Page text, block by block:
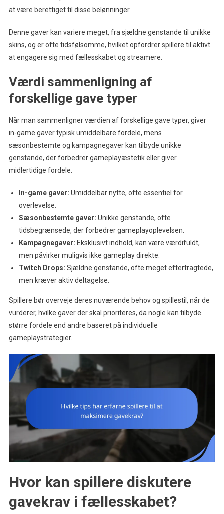
at være berettiget til disse belønninger.
Denne gaver kan variere meget, fra sjældne genstande til unikke
skins, og er ofte tidsfølsomme, hvilket opfordrer spillere til aktivt
at engagere sig med fællesskabet og streamere.
Værdi sammenligning af
forskellige gave typer
Når man sammenligner værdien af forskellige gave typer, giver
in-game gaver typisk umiddelbare fordele, mens
sæsonbestemte og kampagnegaver kan tilbyde unikke
genstande, der forbedrer gameplayæstetik eller giver
midlertidige fordele.
In-game gaver: Umiddelbar nytte, ofte essentiel for
overlevelse.
Sæsonbestemte gaver: Unikke genstande, ofte
tidsbegrænsede, der forbedrer gameplayoplevelsen.
Kampagnegaver: Eksklusivt indhold, kan være værdifuldt,
men påvirker muligvis ikke gameplay direkte.
Twitch Drops: Sjældne genstande, ofte meget eftertragtede,
men kræver aktiv deltagelse.
Spillere bør overveje deres nuværende behov og spillestil, når de
vurderer, hvilke gaver der skal prioriteres, da nogle kan tilbyde
større fordele end andre baseret på individuelle
gameplaystrategier.
Hvor kan spillere diskutere
gavekrav i fællesskabet?